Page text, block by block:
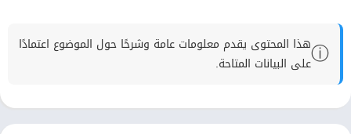
ⓘهذا المحتوى يقدم معلومات عامة وشرحًا حول الموضوع اعتمادًا
على البيانات المتاحة.